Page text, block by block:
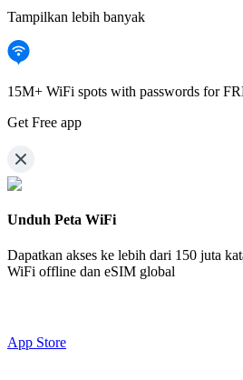
Tampilkan lebih banyak
15M+ WiFi spots with passwords for
Get Free app
Unduh Peta WiFi
Dapatkan akses ke lebih dari 150 juta
WiFi offline dan eSIM global
App Store